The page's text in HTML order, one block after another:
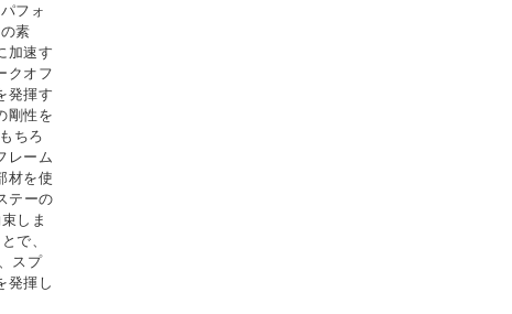
フォ
素
加速す
クオフ
発揮す
剛性を
ちろ
レーム
材を使
テーの
しま
で、
スプ
発揮し